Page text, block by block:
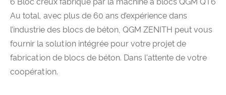
Au total, avec plus de 60 ans d’expérience dans
l’industrie des blocs de béton, QGM ZENITH peut vous
fournir la solution intégrée pour votre projet de
fabrication de blocs de béton. Dans l'attente de votre
coopération.